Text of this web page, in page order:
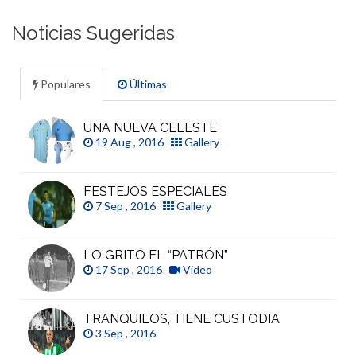
Noticias Sugeridas
Populares Últimas
UNA NUEVA CELESTE
19 Aug , 2016 Gallery
FESTEJOS ESPECIALES
7 Sep , 2016 Gallery
LO GRITÓ EL “PATRÓN”
17 Sep , 2016 Video
TRANQUILOS, TIENE CUSTODIA
3 Sep , 2016